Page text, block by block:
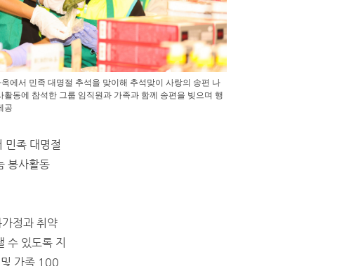
에서 민족 대명절 추석을 맞이해 추석맞이 사랑의 송편 나
동에 참석한 그룹 임직원과 가족과 함께 송편을 빚으며 행
공
민족 대명절
봉사활동
정과 취약
수 있도록 지
가족 100